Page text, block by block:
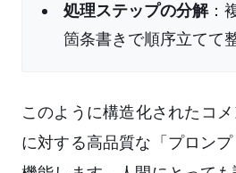
処理ステップの分解：
箇条書きで順序立てて
このように構造化されたコ
に対する高品質な「プロン